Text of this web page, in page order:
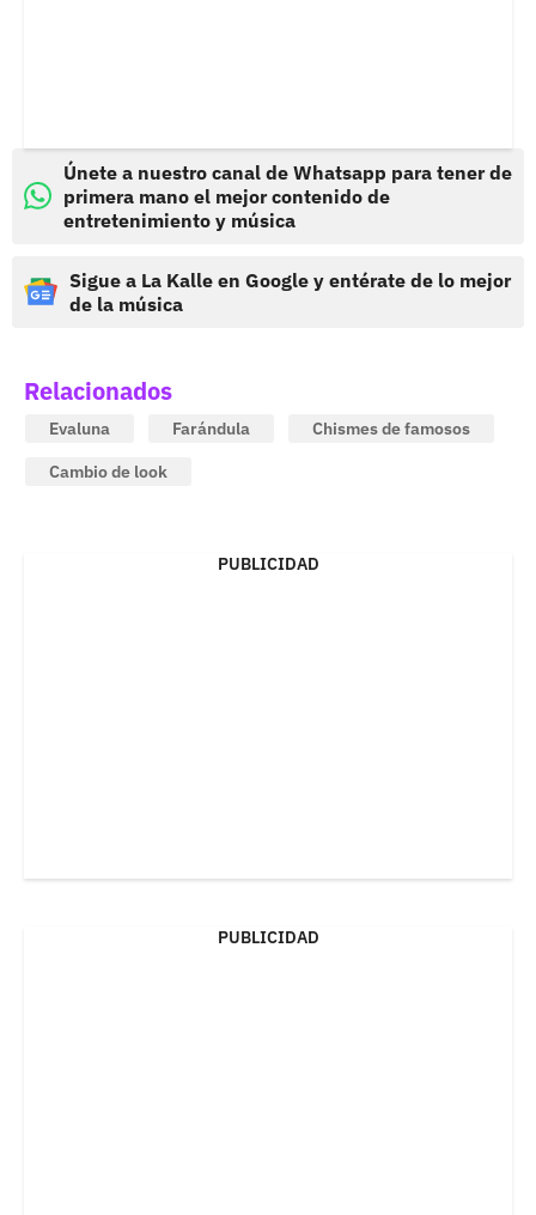
Únete a nuestro canal de Whatsapp para tener de
primera mano el mejor contenido de
entretenimiento y música
Sigue a La Kalle en Google y entérate de lo mejor
de la música
Relacionados
Evaluna Farándula
Chismes de famosos
Cambio de look
PUBLICIDAD
PUBLICIDAD